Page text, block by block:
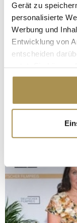
Gerät zu
personalisierte
Werbung und
Entwicklung von
entscheiden
Cookie-Erklärung
Trigger Symbol
erfassen,
bestimmten
Erfahren Sie
verarbeitet
Abschnitt